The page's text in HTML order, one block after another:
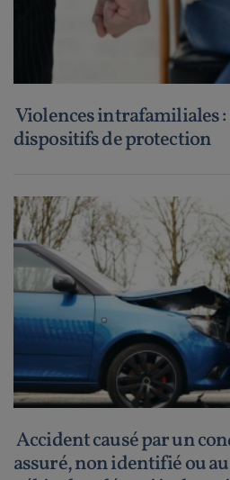
Violences intrafamiliales :
dispositifs de protection
Accident causé par un
assuré, non identifié ou